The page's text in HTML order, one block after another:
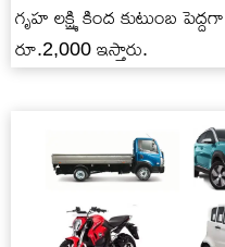
గృహ లక్ష్మి కింద కుటుంబ
రూ.2,000 ఇస్తారు.